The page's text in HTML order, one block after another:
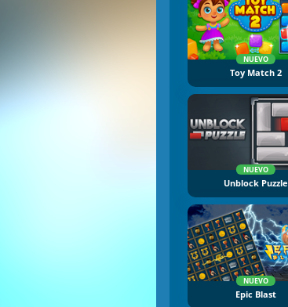
NUEVO
Toy Match 2
NUEVO
Unblock Puzzle
NUEVO
Epic Blast